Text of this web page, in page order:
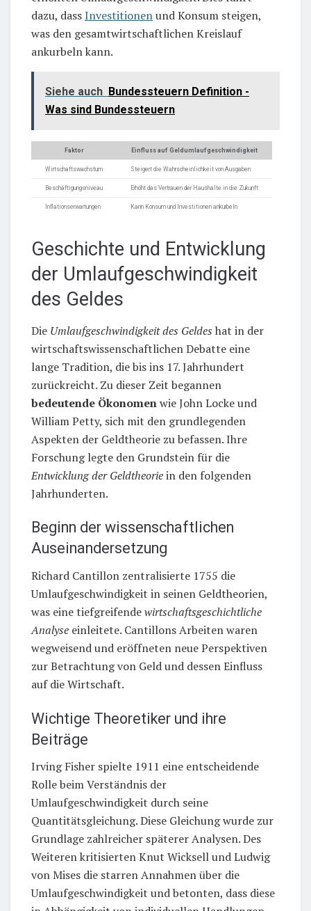
dazu, dassInvestitionenund Konsum steigen,
was den gesamtwirtschaftlichen Kreislauf
ankurbeln kann.
Siehe auch Bundessteuern Definition -
Was sind Bundessteuern
Faktor Einfluss auf Geldumlaufgeschwindigkeit
Wirtschaftswachstum Steigert die Wahrscheinlichkeit von Ausgaben
Beschäftigungsniveau Erhöht das Vertrauen der Haushalte in die Zukunft
Inflationserwartungen Kann Konsum und Investitionen ankurbeln
Geschichte und Entwicklung
der Umlaufgeschwindigkeit
des Geldes
Die Umlaufgeschwindigkeit des Geldes hat in der
wirtschaftswissenschaftlichen Debatte eine
lange Tradition, die bis ins 17. Jahrhundert
zurückreicht. Zu dieser Zeit begannen
bedeutende Ökonomenwie John Locke und
William Petty, sich mit den grundlegenden
Aspekten der Geldtheorie zu befassen. Ihre
Forschung legte den Grundstein für die
Entwicklung der Geldtheoriein den folgenden
Jahrhunderten.
Beginn der wissenschaftlichen
Auseinandersetzung
Richard Cantillon zentralisierte 1755 die
Umlaufgeschwindigkeit in seinen Geldtheorien,
was eine tiefgreifendewirtschaftsgeschichtliche
Analyse einleitete. Cantillons Arbeiten waren
wegweisend und eröffneten neue Perspektiven
zur Betrachtung von Geld und dessen Einfluss
auf die Wirtschaft.
Wichtige Theoretiker und ihre
Beiträge
Irving Fisher spielte 1911 eine entscheidende
Rolle beim Verständnis der
Umlaufgeschwindigkeit durch seine
Quantitätsgleichung. Diese Gleichung wurde zur
Grundlage zahlreicher späterer Analysen. Des
Weiteren kritisierten Knut Wicksell und Ludwig
von Mises die starren Annahmen über die
Umlaufgeschwindigkeit und betonten, dass diese